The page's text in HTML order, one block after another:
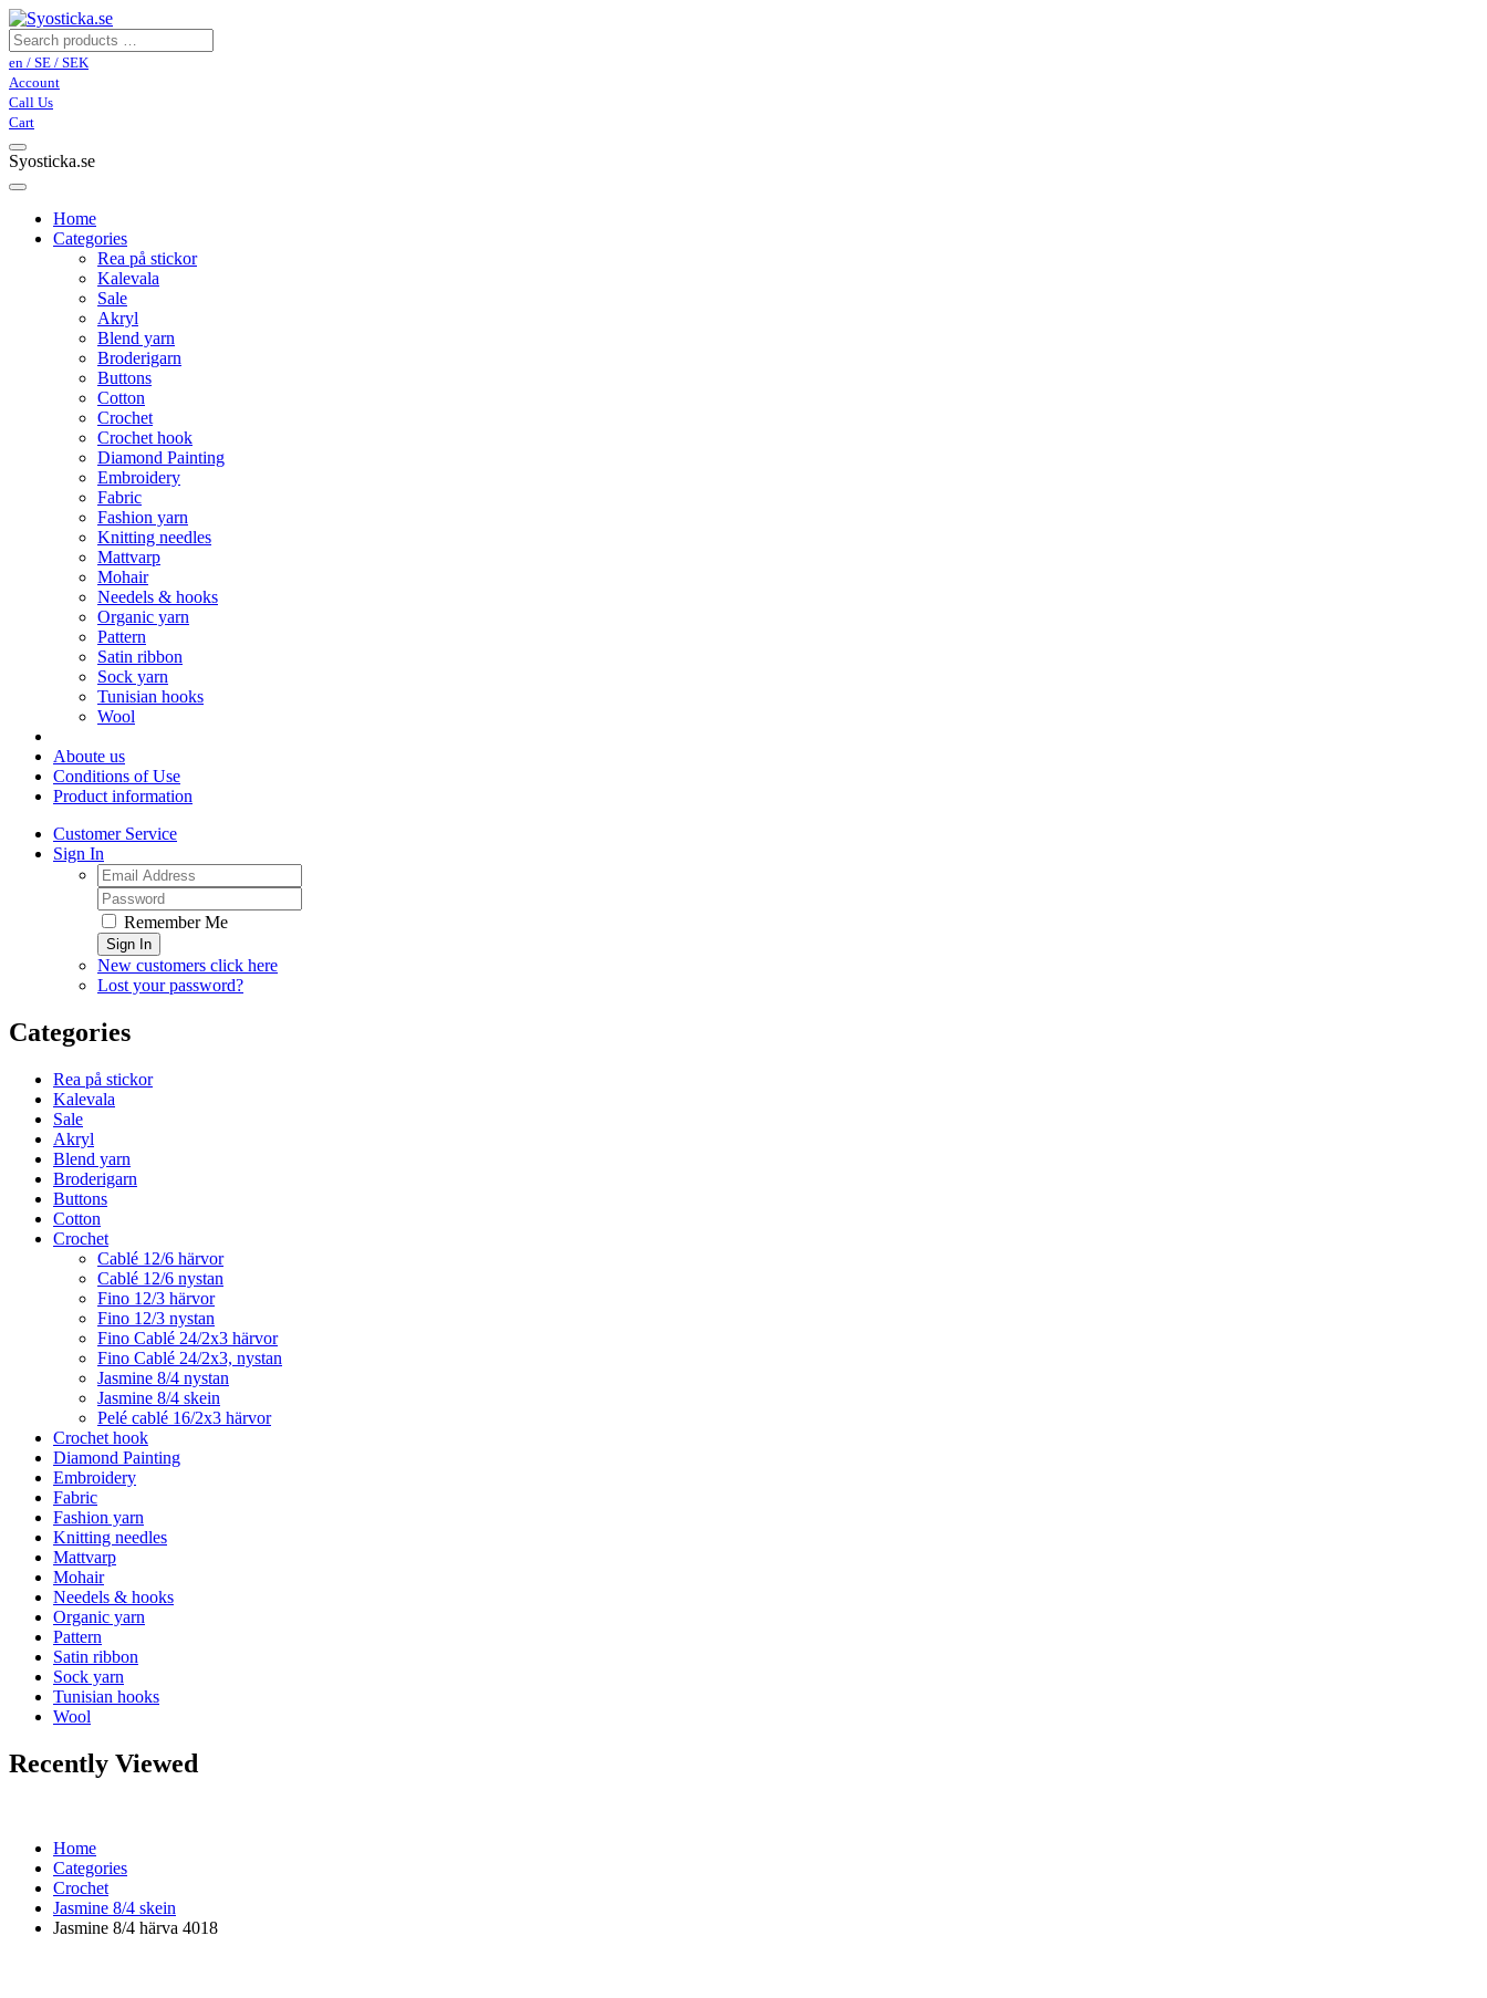
en / SE / SEK
Account
Call Us
Cart
Syosticka.se
Home
Categories
Rea på stickor
Kalevala
Sale
Akryl
Blend yarn
Broderigarn
Buttons
Cotton
Crochet
Crochet hook
Diamond Painting
Embroidery
Fabric
Fashion yarn
Knitting needles
Mattvarp
Mohair
Needels & hooks
Organic yarn
Pattern
Satin ribbon
Sock yarn
Tunisian hooks
Wool
Aboute us
Conditions of Use
Product information
Customer Service
Sign In
Remember Me
Sign In
New customers click here
Lost your password?
Categories
Rea på stickor
Kalevala
Sale
Akryl
Blend yarn
Broderigarn
Buttons
Cotton
Crochet
Cablé 12/6 härvor
Cablé 12/6 nystan
Fino 12/3 härvor
Fino 12/3 nystan
Fino Cablé 24/2x3 härvor
Fino Cablé 24/2x3, nystan
Jasmine 8/4 nystan
Jasmine 8/4 skein
Pelé cablé 16/2x3 härvor
Crochet hook
Diamond Painting
Embroidery
Fabric
Fashion yarn
Knitting needles
Mattvarp
Mohair
Needels & hooks
Organic yarn
Pattern
Satin ribbon
Sock yarn
Tunisian hooks
Wool
Recently Viewed
Home
Categories
Crochet
Jasmine 8/4 skein
Jasmine 8/4 härva 4018